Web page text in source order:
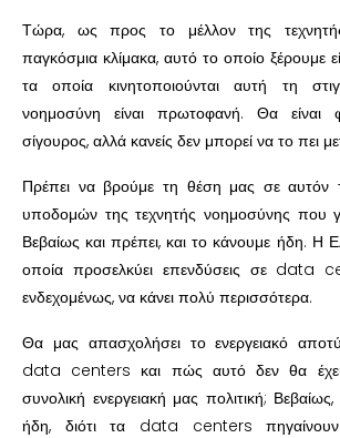
Τώρα, ως προς το μέλλον της
παγκόσμια κλίμακα, αυτό το οποίο ξέρουμε
τα οποία κινητοποιούνται αυτή τη
νοημοσύνη είναι πρωτοφανή. Θα είναι
σίγουρος, αλλά κανείς δεν μπορεί να το πει
Πρέπει να βρούμε τη θέση μας σε
υποδομών της τεχνητής νοημοσύνης που
Βεβαίως και πρέπει, και το κάνουμε ήδη. Η
οποία προσελκύει επενδύσεις σε data
ενδεχομένως, να κάνει πολύ περισσότερα.
Θα μας απασχολήσει το ενεργειακό
data centers και πώς αυτό δεν θα έχει
συνολική ενεργειακή μας πολιτική;
ήδη, διότι τα data centers